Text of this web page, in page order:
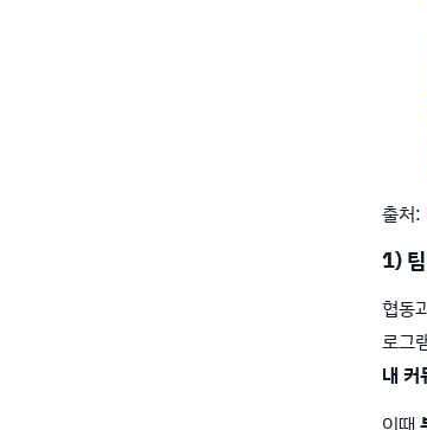
출처:
1)
협동
로그
내 커
이때